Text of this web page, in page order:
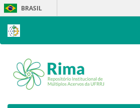
Skip
navigation
BRASIL